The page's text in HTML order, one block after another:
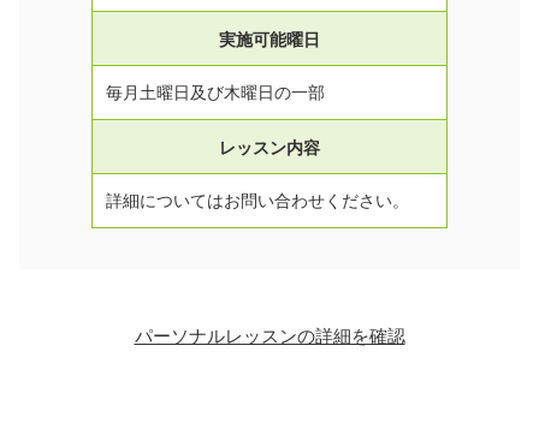
実施可能曜日
毎月土曜日及び木曜日の一部
レッスン内容
詳細についてはお問い合わせください。
パーソナルレッスンの詳細を確認